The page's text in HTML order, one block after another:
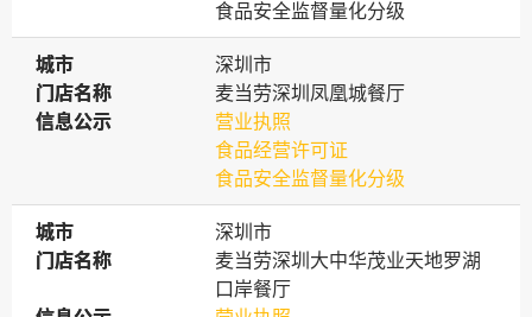
食品安全监督量化分级
城市
城市
深圳市
门店名称
门店名称
麦当劳深圳凤凰城餐厅
信息公示
信息公示
营业执照
食品经营许可证
食品安全监督量化分级
城市
城市
深圳市
门店名称
门店名称
麦当劳深圳大中华茂业天地罗湖
口岸餐厅